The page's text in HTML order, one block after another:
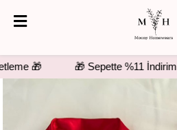
🎁 🎁 Sepette %11 İndirim 🎁